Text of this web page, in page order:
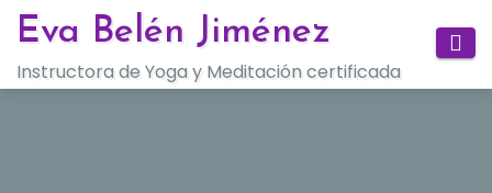
Saltar
contenido
Eva Belén Jiménez
Instructora de Yoga y Meditación certificada